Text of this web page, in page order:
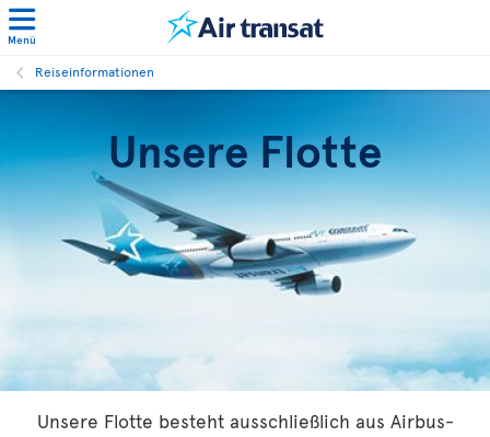
Menü
Reiseinformationen
Unsere Flotte
Unsere Flotte besteht ausschließlich aus Airbus-